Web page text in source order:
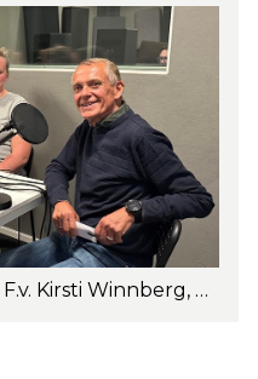
I Genopodden sitt studio. F.v. Kirsti Winnberg, Oda Christensen, Nora Sandberg og Rasmus Lang-Ree. Foto: Turi Nordengen.